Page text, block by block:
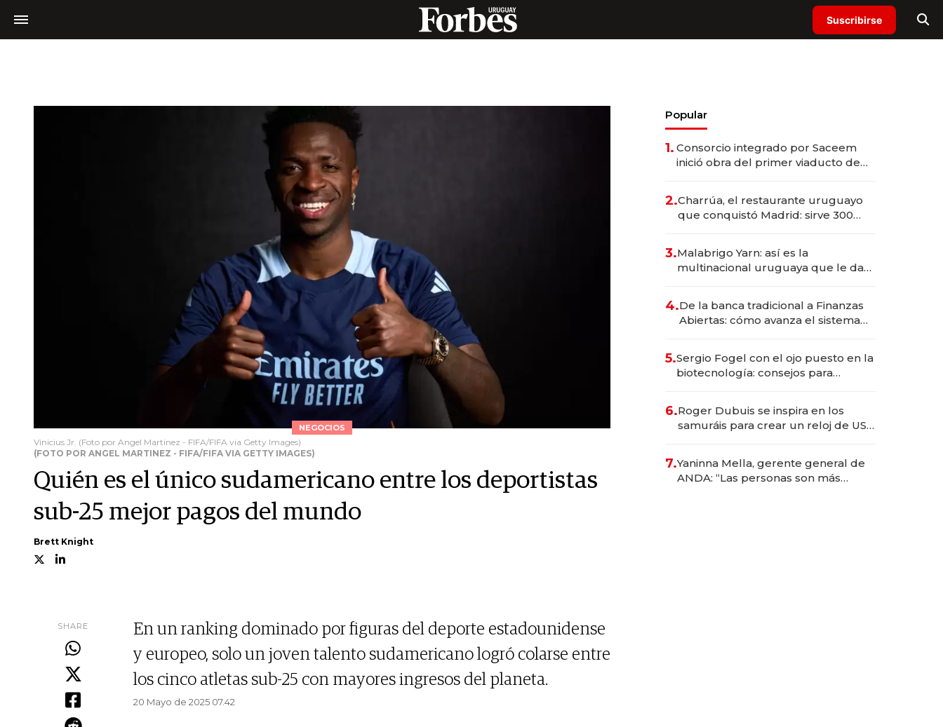
Suscribirse
NEGOCIOS
Vinicius Jr. (Foto por Angel Martinez - FIFA/FIFA via Getty Images)
(FOTO POR ANGEL MARTINEZ - FIFA/FIFA VIA GETTY IMAGES)
Quién es el único sudamericano entre los deportistas
sub-25 mejor pagos del mundo
Brett Knight
SHARE
En un ranking dominado por figuras del deporte estadounidense
y europeo, solo un joven talento sudamericano logró colarse entre
los cinco atletas sub-25 con mayores ingresos del planeta.
20 Mayo de 2025 07.42
Popular
1. Consorcio integrado por Saceem
inició obra del primer viaducto de
millones
2.Charrúa, el restaurante uruguayo
que conquistó Madrid: sirve 300
prepara apertura
3.Malabrigo Yarn: así es la
multinacional uruguaya que le da
4.De la banca tradicional a Finanzas
Abiertas: cómo avanza el sistema
5.Sergio Fogel con el ojo puesto en la
biotecnología: consejos para
6.Roger Dubuis se inspira en los
samuráis para crear un reloj de US$
7.Yaninna Mella, gerente general de
ANDA: “Las personas son más